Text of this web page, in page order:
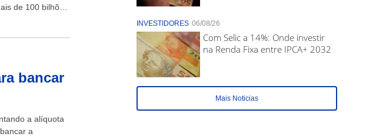
de 100 bilhões
bancar
a alíquota
a
INVESTIDORES 06/08/26
Com Selic a 14%: Onde investir
na Renda Fixa entre IPCA+ 2032
Mais Noticias